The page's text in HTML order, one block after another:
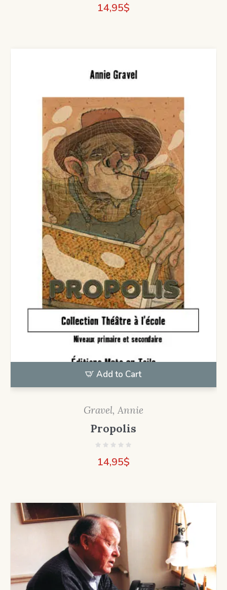
14,95$
Add to Cart
Gravel, Annie
Propolis
14,95$